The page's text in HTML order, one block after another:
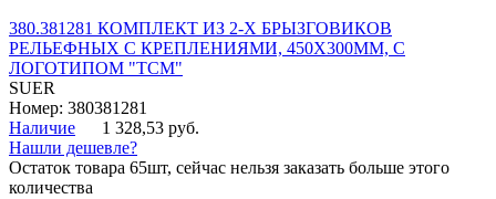
380.381281 КОМПЛЕКТ ИЗ 2-Х БРЫЗГОВИКОВ
РЕЛЬЕФНЫХ С КРЕПЛЕНИЯМИ, 450Х300ММ, С
ЛОГОТИПОМ "ТСМ"
SUER
Номер: 380381281
Наличие
1 328,53 руб.
Нашли дешевле?
Остаток товара 65шт, сейчас нельзя заказать больше этого
количества